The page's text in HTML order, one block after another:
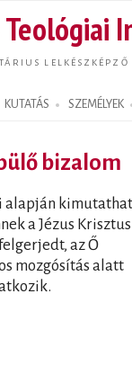
LELKÉSZKÉPZŐ
KUTATÁS SZEMÉLYEK
bizalom
alapján
a Jézus Krisztus
az Ő
mozgósítás alatt